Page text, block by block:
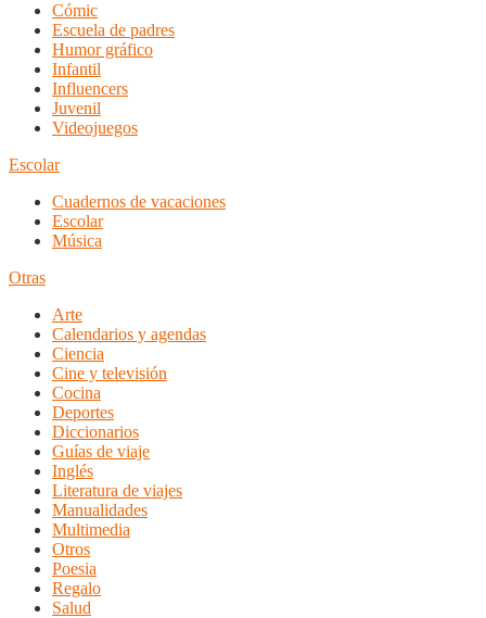
Cómic
Escuela de padres
Humor gráfico
Infantil
Influencers
Juvenil
Videojuegos
Escolar
Cuadernos de vacaciones
Escolar
Música
Otras
Arte
Calendarios y agendas
Ciencia
Cine y televisión
Cocina
Deportes
Diccionarios
Guías de viaje
Inglés
Literatura de viajes
Manualidades
Multimedia
Otros
Poesia
Regalo
Salud